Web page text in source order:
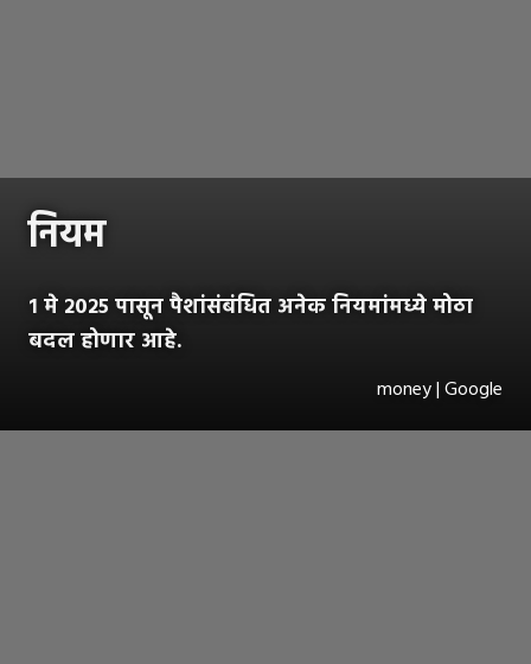
नियम
१ मे २०२५ पासून पैशांसंबंधित अनेक नियमांमध्ये मोठा
बदल होणार आहे.
money | Google